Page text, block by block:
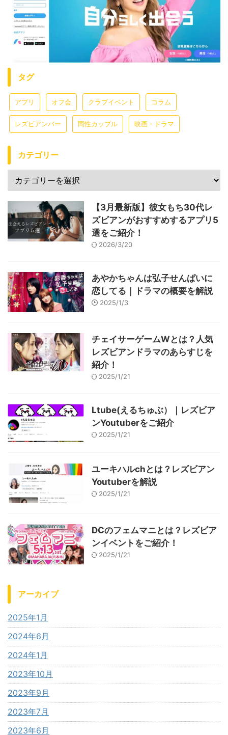
タグ
アプリ オフ会 クラブイベント コラム
レズビアンバー 同性カップル 映画・ドラマ
カテゴリー
【3月最新版】彼女もち30代レ
ズビアンがおすすめするアプリ5
選をご紹介！
2026/3/20
あやかちゃんは弘子せんぱいに
恋してる｜ドラマの概要を解説
2025/1/3
チェイサーゲームWとは？人気
レズビアンドラマのあらすじを
紹介！
2025/1/21
Ltube(えるちゅぶ）｜レズビア
ンYoutuberをご紹介
2025/1/21
ユーキハルchとは？レズビアン
Youtuberを解説
2025/1/21
DCのフェムマニとは？レズビア
ンイベントをご紹介！
2025/1/21
アーカイブ
2025年1月
2024年6月
2024年1月
2023年10月
2023年9月
2023年7月
2023年6月